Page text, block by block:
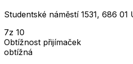
Studentské náměstí 1531, 686 01
7z 10
Obtížnost přijímaček
obtížná